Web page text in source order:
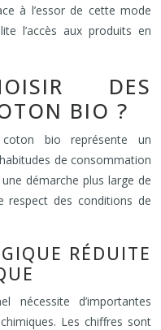
à l’essor de cette mode
l’accès aux produits en
DES
BIO ?
bio représente un
de consommation
démarche plus large de
respect des conditions de
RÉDUITE
nécessite d’importantes
Les chiffres sont